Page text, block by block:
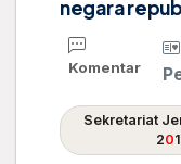
negara
Komentar
Sekretariat
20